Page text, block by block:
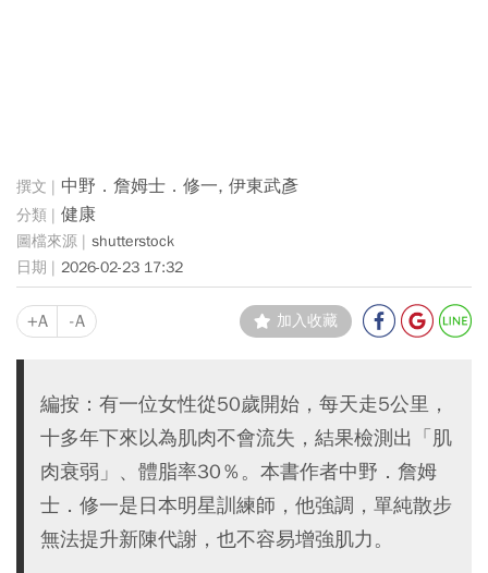
中野．詹姆士．修一, 伊東武彥
健康
shutterstock
2026-02-23 17:32
+A -A 加入收藏
編按：有一位女性從50歲開始，每天走5公里，
十多年下來以為肌肉不會流失，結果檢測出「肌
肉衰弱」、體脂率30％。本書作者中野．詹姆
士．修一是日本明星訓練師，他強調，單純散步
無法提升新陳代謝，也不容易增強肌力。